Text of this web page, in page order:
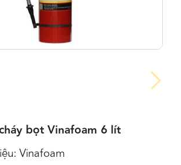
bọt Vinafoam 6 lít
Vinafoam